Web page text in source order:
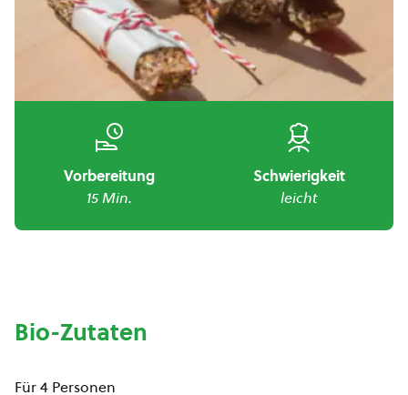
Vorbereitung
15 Min.
Schwierigkeit
leicht
Bio-Zutaten
Für 4 Personen